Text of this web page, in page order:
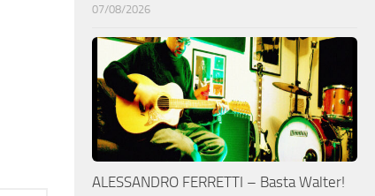
07/08/2026
ALESSANDRO FERRETTI – Basta Walter!